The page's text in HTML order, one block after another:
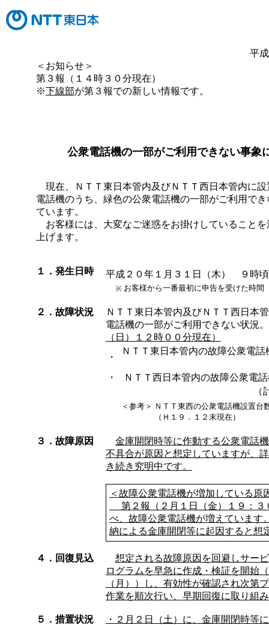
平
＜お知らせ＞
第３報（１４時３０分現在）
※下線部が第３報での新しい情報です。
公衆電話機の一部がご利用できない事象
現在、ＮＴＴ東日本管内及びＮＴＴ西日本管内に設
電話機のうち、緑色の公衆電話機の一部がご利用で
ています。
お客様には、大変なご迷惑をお掛けしていることを
上げます。
１．発生日時 平成２０年１月３１日（木） ９時頃
※ お客様から一番最初に申告を受けた時間
２．故障状況
ＮＴＴ東日本管内及びＮＴＴ西日本
電話機の一部がご利用できない状況。
（日）１２時００分現在）
・
ＮＴＴ東日本管内の故障公衆電
・
ＮＴＴ西日本管内の故障公衆電
（
＜参考＞ ＮＴＴ東西の公衆電話機設置
（Ｈ１９．１２末現在）
３．故障原因
金庫開閉時等に作動する公衆電話
不具合が原因と想定していますが、
き続き究明中です。
＜故障公衆電話機が増加している原
第２報（２月１日（金）１９：３
べ、故障公衆電話機が増えています
納による金庫開閉等に起因すると想
４．回復見込
想定される故障原因を回避しサー
ログラムを早急に作成・検証を開始
（月））し、有効性が確認され次第
作業を順次行い、早期回復に取り組
５．措置状況 ・ ２月２日（土）に、金庫開閉時等